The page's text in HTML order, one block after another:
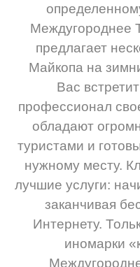
Междугороднее
предлагает
Майкопа на
Вас
профессионал
обладают
туристами и
нужному месту.
лучшие услуги:
заканчивая
Интернету.
иномарки